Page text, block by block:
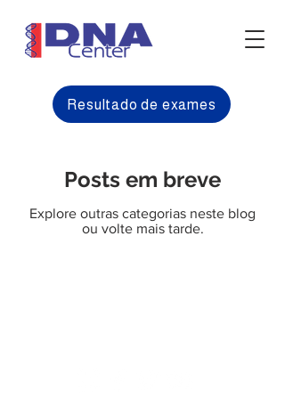
Resultado de exames
Posts em breve
Explore outras categorias neste blog
ou volte mais tarde.